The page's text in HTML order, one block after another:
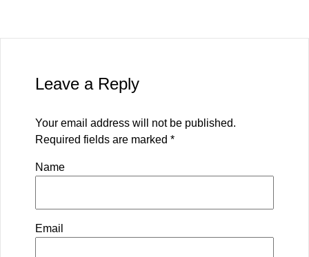
Leave a Reply
Your email address will not be published.
Required fields are marked *
Name
Email